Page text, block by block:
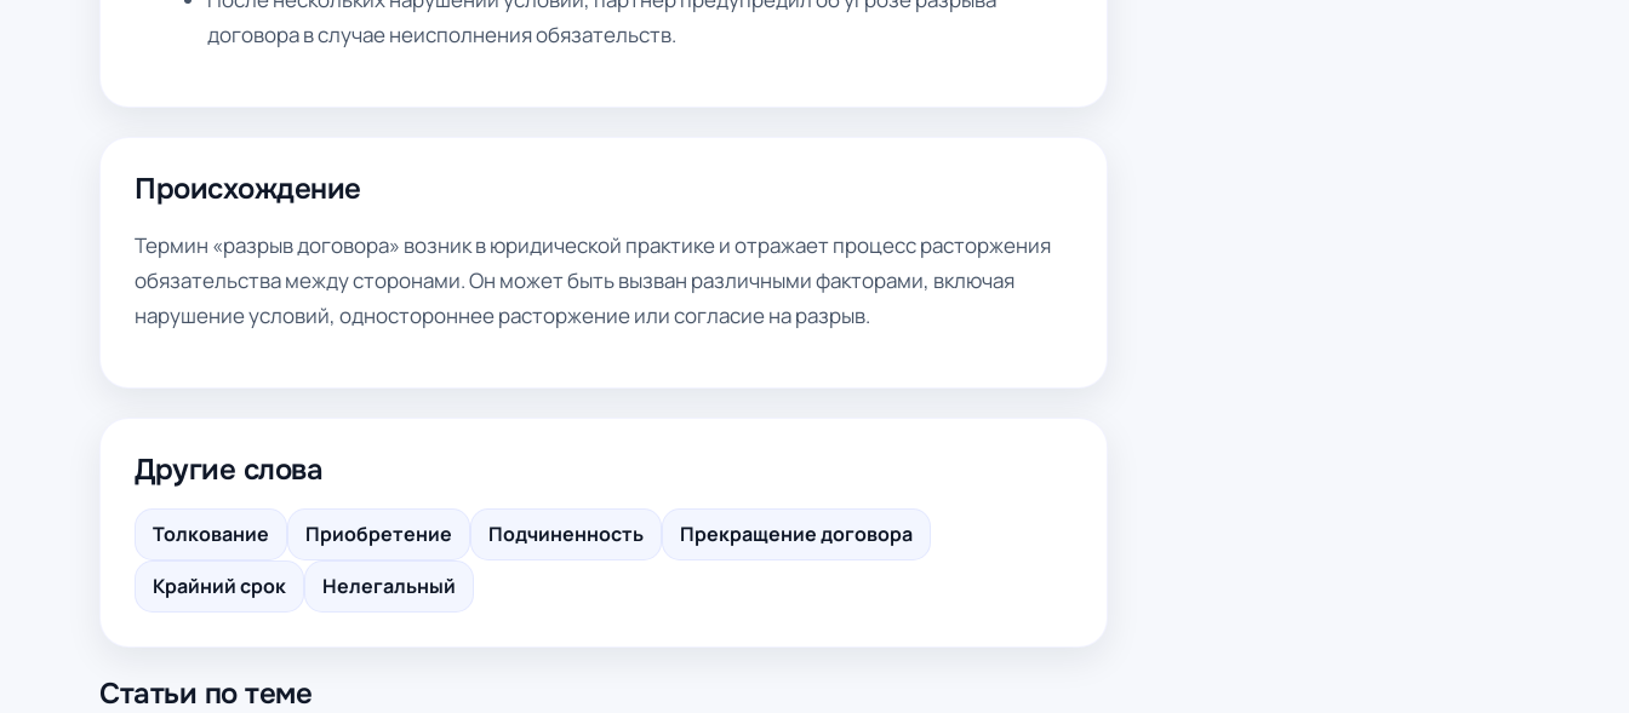
договора в случае неисполнения обязательств.
Происхождение
Термин «разрыв договора» возник в юридической практике и отражает процесс расторжения
обязательства между сторонами. Он может быть вызван различными факторами, включая
нарушение условий, одностороннее расторжение или согласие на разрыв.
Другие слова
Толкование Приобретение Подчиненность
Прекращение договора
Крайний срок
Нелегальный
Статьи по теме